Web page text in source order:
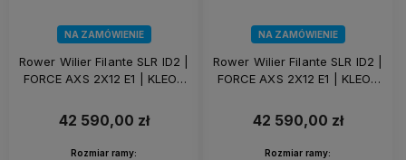
NA ZAMÓWIENIE
Rower Wilier Filante SLR ID2 |
FORCE AXS 2X12 E1 | KLEOS
42 590,00 zł
Rozmiar ramy:
NA ZAMÓWIENIE
Rower Wilier Filante SLR ID2 |
FORCE AXS 2X12 E1 | KLEOS
42 590,00 zł
Rozmiar ramy: